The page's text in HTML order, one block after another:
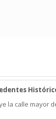
la calle mayor